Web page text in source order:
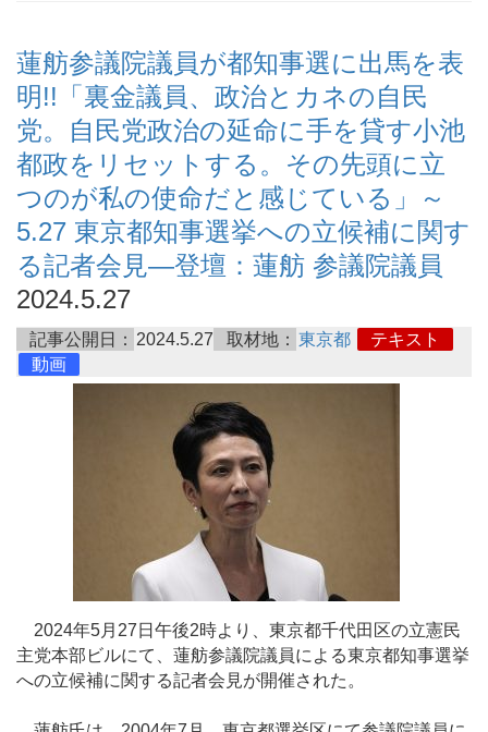
蓮舫参議院議員が都知事選に出馬を表
明!!「裏金議員、政治とカネの自民
党。自民党政治の延命に手を貸す小池
都政をリセットする。その先頭に立
つのが私の使命だと感じている」～
5.27 東京都知事選挙への立候補に関す
る記者会見―登壇：蓮舫 参議院議員
2024.5.27
記事公開日： 2024.5.27 取材地： 東京都
テキスト
動画
2024年5月27日午後2時より、東京都千代田区の立憲民
主党本部ビルにて、蓮舫参議院議員による東京都知事選挙
への立候補に関する記者会見が開催された。